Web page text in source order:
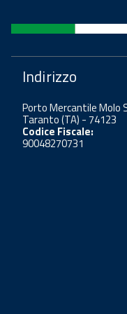
Indirizzo
Porto Mercantile Molo
Taranto (TA) - 74123
Codice Fiscale:
90048270731